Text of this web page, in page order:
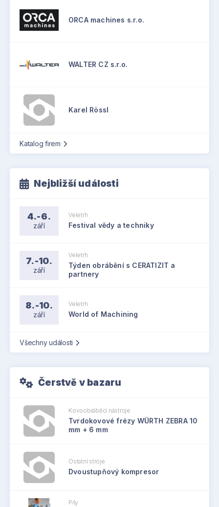
ORCA machines s.r.o.
WALTER CZ s.r.o.
Karel Rössl
Katalog firem
Nejbližší události
4.-6.
září
Veletrh
Festival vědy a techniky
7.-10.
září
Veletrh
Týden obrábění s CERATIZIT a
partnery
8.-10.
září
Veletrh
World of Machining
Všechny události
Čerstvě v bazaru
Kovoobráběcí nástroje
Tvrdokovové frézy WÜRTH ZEBRA 10
mm + 6 mm
Ostatní stroje
Dvoustupňový kompresor
Pily